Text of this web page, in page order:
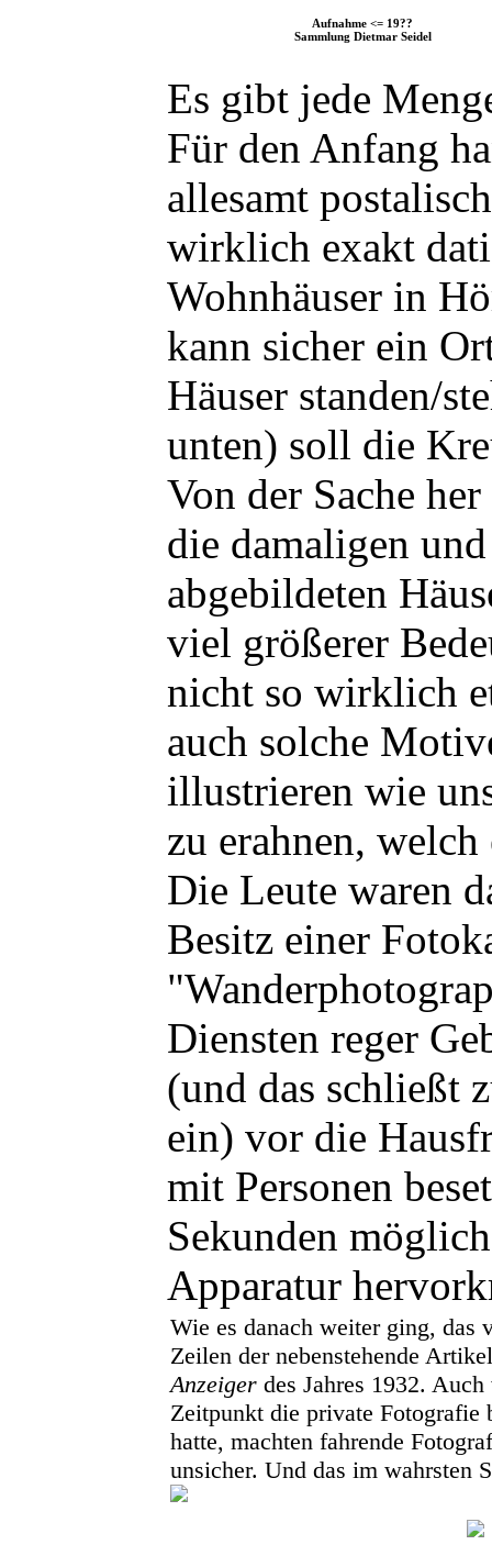
Aufnahme <= 19??
Sammlung Dietmar Seidel
Es gibt jede
Für den Anfang
allesamt
wirklich exakt
Wohnhäuser in
kann sicher ein
Häuser standen/
unten) soll die
Von der Sache
die damaligen
abgebildeten
viel größerer
nicht so wirklich
auch solche
illustrieren wie
zu erahnen,
Die Leute waren
Besitz einer
Diensten reger
(und das schließt
ein) vor die
mit Personen
Sekunden
Apparatur
Wie es danach weiter ging, das
Zeilen der nebenstehende
Anzeiger des Jahres 1932.
Zeitpunkt die private Fotografie
hatte, machten fahrende
unsicher. Und das im wahrsten